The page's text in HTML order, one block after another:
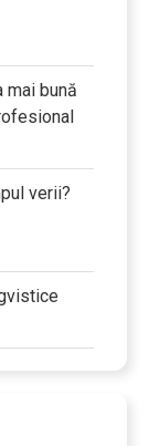
mai bună
verii?